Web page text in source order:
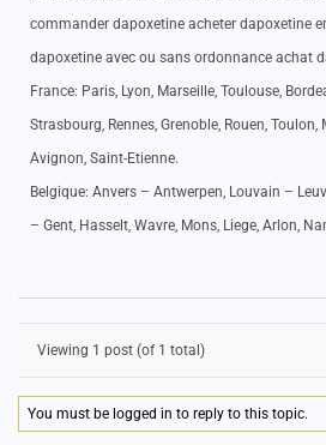
commander dapoxetine acheter dapoxetine
dapoxetine avec ou sans ordonnance achat
France: Paris, Lyon, Marseille, Toulouse,
Strasbourg, Rennes, Grenoble, Rouen, Toulon,
Avignon, Saint-Etienne.
Belgique: Anvers – Antwerpen, Louvain –
– Gent, Hasselt, Wavre, Mons, Liege, Arlon,
Viewing 1 post (of 1 total)
You must be logged in to reply to this topic.